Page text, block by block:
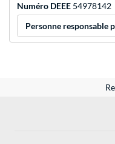
Numéro DEEE 54978142
Personne responsable